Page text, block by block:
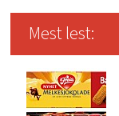
Mest lest: